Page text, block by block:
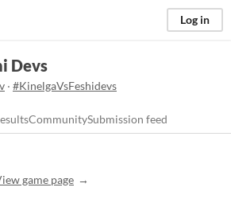
Log in
Devs
· #KinelgaVsFeshidevs
CommunitySubmission feed
game page